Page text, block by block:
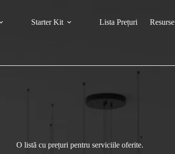
Starter Kit Lista Prețuri Resurse
O listă cu prețuri pentru serviciile oferite.